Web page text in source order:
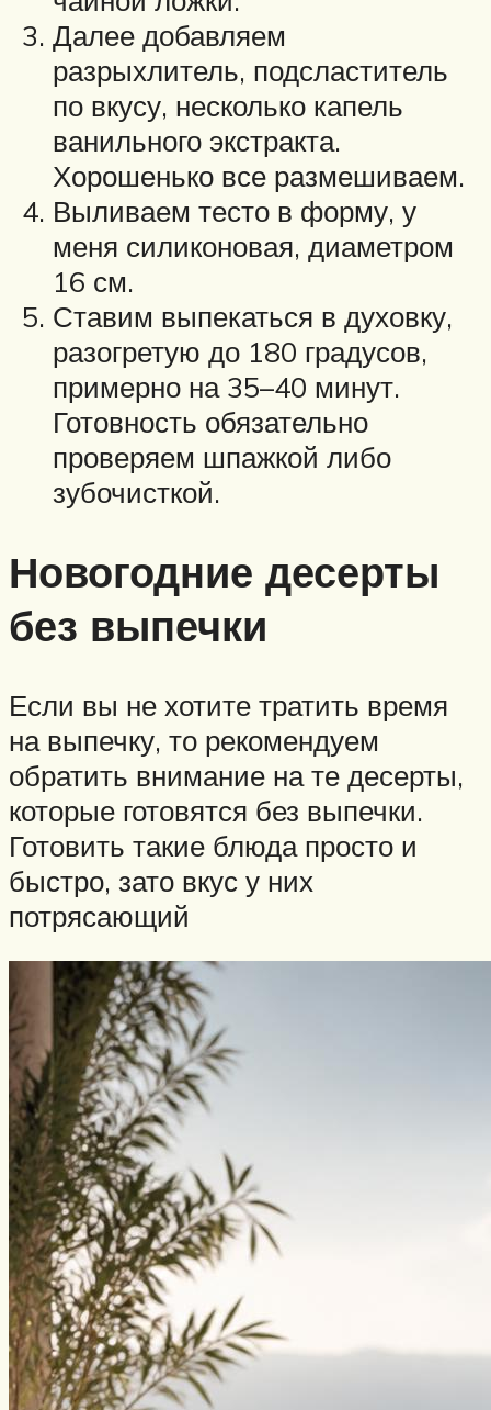
Далее добавляем
разрыхлитель, подсластитель
по вкусу, несколько капель
ванильного экстракта.
Хорошенько все размешиваем.
Выливаем тесто в форму, у
меня силиконовая, диаметром
16 см.
Ставим выпекаться в духовку,
разогретую до 180 градусов,
примерно на 35–40 минут.
Готовность обязательно
проверяем шпажкой либо
зубочисткой.
Новогодние десерты
без выпечки
Если вы не хотите тратить время
на выпечку, то рекомендуем
обратить внимание на те десерты,
которые готовятся без выпечки.
Готовить такие блюда просто и
быстро, зато вкус у них
потрясающий